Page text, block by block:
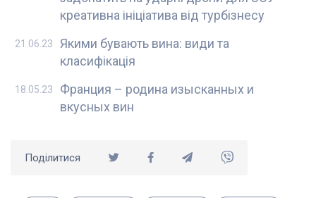
креативна ініціатива від турбізнесу
Якими бувають вина: види та
класифікація
21.06.23
Франция – родина изысканных и
вкусных вин
18.05.23
Поділитися